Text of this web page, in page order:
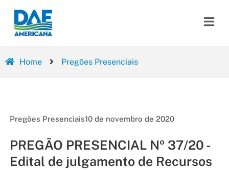
Home Pregões Presenciais
Pregões Presenciais10 de novembro de 2020
PREGÃO PRESENCIAL Nº 37/20 -
Edital de julgamento de Recursos